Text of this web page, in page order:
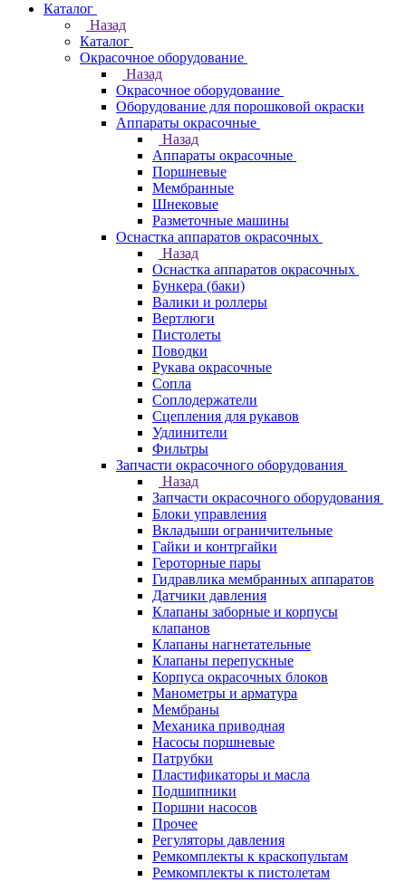
Каталог
Назад
Каталог
Окрасочное оборудование
Назад
Окрасочное оборудование
Оборудование для порошковой окраски
Аппараты окрасочные
Назад
Аппараты окрасочные
Поршневые
Мембранные
Шнековые
Разметочные машины
Оснастка аппаратов окрасочных
Назад
Оснастка аппаратов окрасочных
Бункера (баки)
Валики и роллеры
Вертлюги
Пистолеты
Поводки
Рукава окрасочные
Сопла
Соплодержатели
Сцепления для рукавов
Удлинители
Фильтры
Запчасти окрасочного оборудования
Назад
Запчасти окрасочного оборудования
Блоки управления
Вкладыши ограничительные
Гайки и контргайки
Героторные пары
Гидравлика мембранных аппаратов
Датчики давления
Клапаны заборные и корпусы
клапанов
Клапаны нагнетательные
Клапаны перепускные
Корпуса окрасочных блоков
Манометры и арматура
Мембраны
Механика приводная
Насосы поршневые
Патрубки
Пластификаторы и масла
Подшипники
Поршни насосов
Прочее
Регуляторы давления
Ремкомплекты к краскопультам
Ремкомплекты к пистолетам